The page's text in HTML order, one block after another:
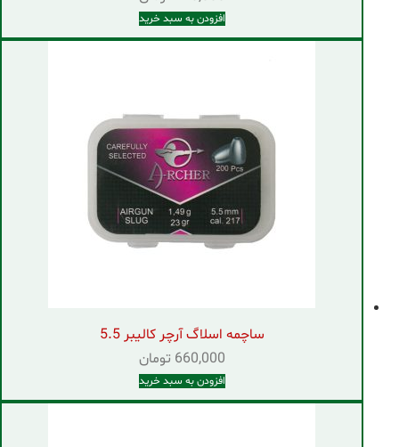
افزودن به سبد خرید
ساچمه اسلاگ آرچر کالیبر 5.5
660,000 تومان
افزودن به سبد خرید